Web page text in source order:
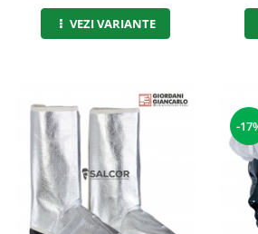
VEZI VARIANTE
-